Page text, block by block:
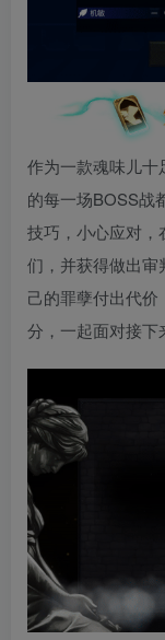
作为一款魂味儿十
的每一场BOSS战
技巧，小心应对
们，并获得做出审
己的罪孽付出代
分，一起面对接下